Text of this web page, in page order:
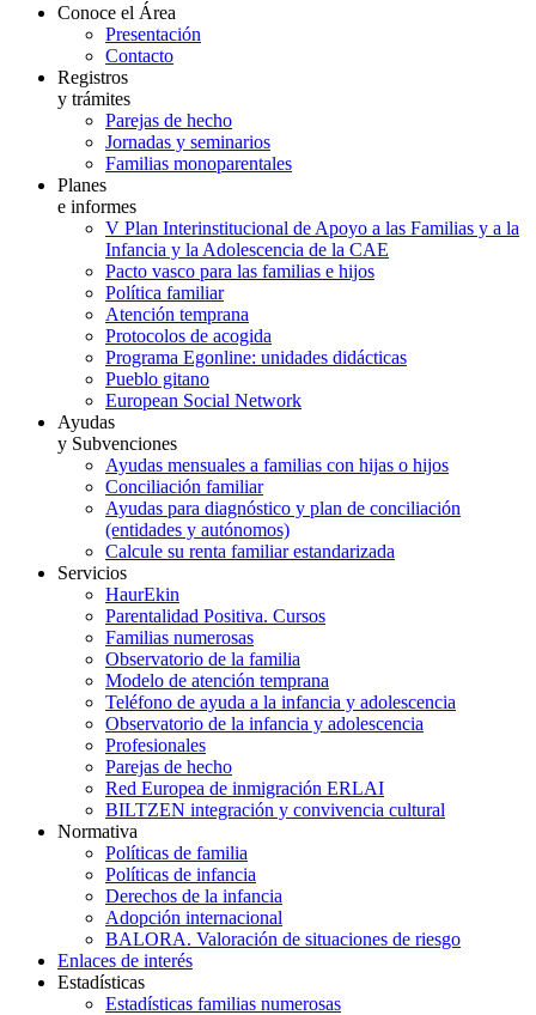
Conoce el Área
Presentación
Contacto
Registros
y trámites
Parejas de hecho
Jornadas y seminarios
Familias monoparentales
Planes
e informes
V Plan Interinstitucional de Apoyo a las Familias y a la
Infancia y la Adolescencia de la CAE
Pacto vasco para las familias e hijos
Política familiar
Atención temprana
Protocolos de acogida
Programa Egonline: unidades didácticas
Pueblo gitano
European Social Network
Ayudas
y Subvenciones
Ayudas mensuales a familias con hijas o hijos
Conciliación familiar
Ayudas para diagnóstico y plan de conciliación
(entidades y autónomos)
Calcule su renta familiar estandarizada
Servicios
HaurEkin
Parentalidad Positiva. Cursos
Familias numerosas
Observatorio de la familia
Modelo de atención temprana
Teléfono de ayuda a la infancia y adolescencia
Observatorio de la infancia y adolescencia
Profesionales
Parejas de hecho
Red Europea de inmigración ERLAI
BILTZEN integración y convivencia cultural
Normativa
Políticas de familia
Políticas de infancia
Derechos de la infancia
Adopción internacional
BALORA. Valoración de situaciones de riesgo
Enlaces de interés
Estadísticas
Estadísticas familias numerosas